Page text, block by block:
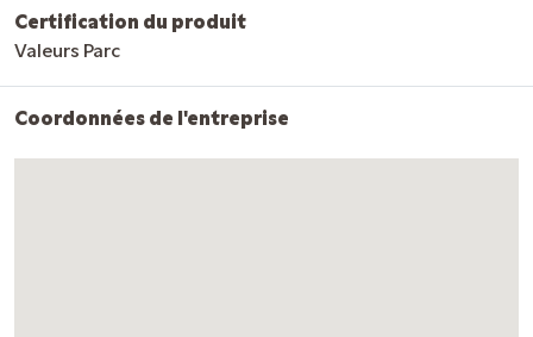
Certification du produit
Valeurs Parc
Coordonnées de l'entreprise